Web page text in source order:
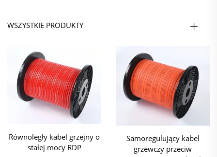
WSZYSTKIE PRODUKTY
Równoległy kabel grzejny o
stałej mocy RDP
Samoregulujący kabel
grzewczy przeciw